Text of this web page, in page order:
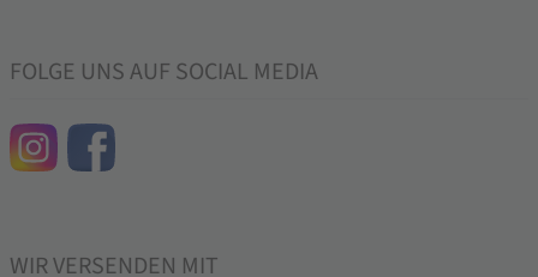
FOLGE UNS AUF SOCIAL MEDIA
WIR VERSENDEN MIT